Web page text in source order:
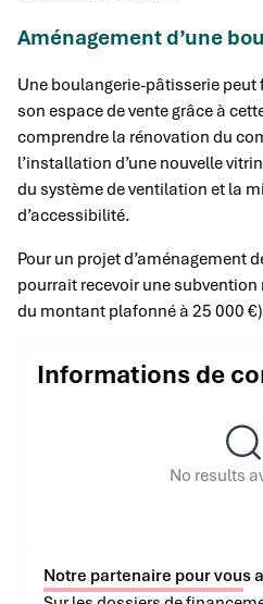
Aménagement d’une
Une boulangerie-pâtisserie
son espace de vente grâce à
comprendre la rénovation du
l’installation d’une nouvelle
du système de ventilation et la
d’accessibilité.
Pour un projet d’aménagement
pourrait recevoir une
du montant plafonné à 25 000
Informations de
No results
Notre partenaire pour vous